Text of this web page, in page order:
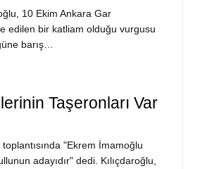
10 Ekim Ankara Gar
edilen bir katliam olduğu vurgusu
barış…
Taşeronları Var
"Ekrem İmamoğlu
adayıdır" dedi. Kılıçdaroğlu,